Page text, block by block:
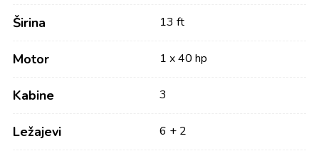
Širina 13 ft
Motor 1 x 40 hp
Kabine 3
Ležajevi 6 + 2